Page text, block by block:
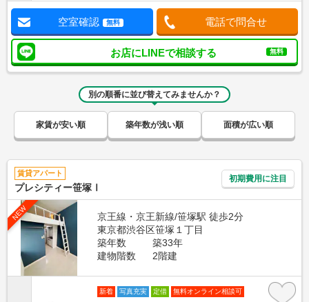
空室確認 無料 電話で問合せ
お店にLINEで相談する 無料
別の順番に並び替えてみませんか？
家賃が安い順 築年数が浅い順 面積が広い順
賃貸アパート
プレシティー笹塚Ⅰ
初期費用に注目
NEW
京王線・京王新線/笹塚駅 徒歩2分
東京都渋谷区笹塚１丁目
築年数
築33年
建物階数
2階建
新着 写真充実 定借 無料オンライン相談可